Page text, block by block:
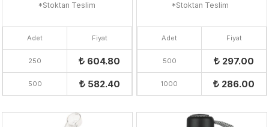
*Stoktan Teslim
Adet Fiyat
250 604.80
500 582.40
*Stoktan Teslim
Adet Fiyat
500 297.00
1000 286.00